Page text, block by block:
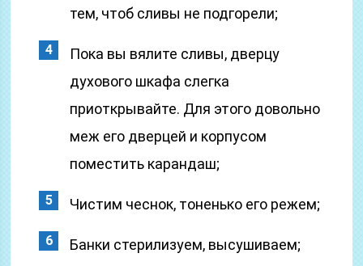
тем, чтоб сливы не подгорели;
Пока вы вялите сливы, дверцу
духового шкафа слегка
приоткрывайте. Для этого довольно
меж его дверцей и корпусом
поместить карандаш;
Чистим чеснок, тоненько его режем;
Банки стерилизуем, высушиваем;